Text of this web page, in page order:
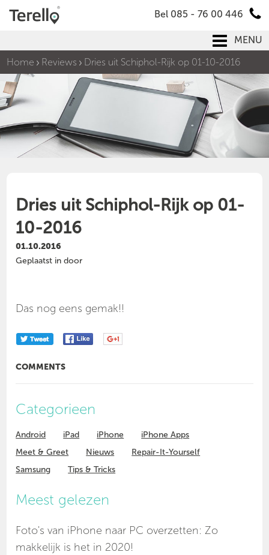
Bel 085 - 76 00 446
MENU
Home
Reviews Dries uit Schiphol-Rijk op 01-10-2016
Dries uit Schiphol-Rijk op 01-
10-2016
01.10.2016
Geplaatst in door
Das nog eens gemak!!
COMMENTS
Categorieen
Android iPad iPhone
iPhone Apps
Meet & Greet
Nieuws
Repair-It-Yourself
Samsung
Tips & Tricks
Meest gelezen
Foto's van iPhone naar PC overzetten: Zo
makkelijk is het in 2020!